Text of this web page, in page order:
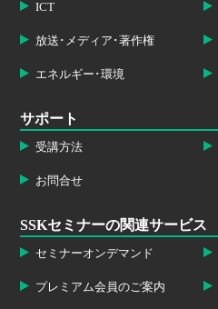
ICT
放送･メディア･著作権
エネルギー･環境
サポート
受講方法
お問合せ
SSKセミナーの関連サービス
セミナーオンデマンド
プレミアム会員のご案内